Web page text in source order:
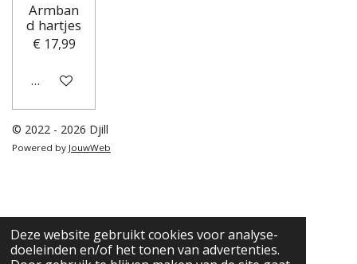
Deze website gebruikt cookies voor analyse-
doeleinden en/of het tonen van advertenties.
Armban
d hartjes
€ 17,99
In winkelwagen
© 2022 - 2026 Djill
Powered by JouwWeb